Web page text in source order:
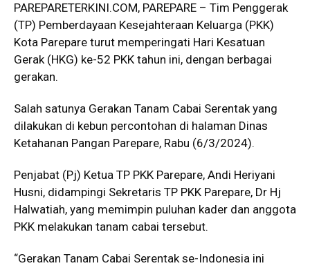
PAREPARETERKINI.COM, PAREPARE – Tim Penggerak
(TP) Pemberdayaan Kesejahteraan Keluarga (PKK)
Kota Parepare turut memperingati Hari Kesatuan
Gerak (HKG) ke-52 PKK tahun ini, dengan berbagai
gerakan.
Salah satunya Gerakan Tanam Cabai Serentak yang
dilakukan di kebun percontohan di halaman Dinas
Ketahanan Pangan Parepare, Rabu (6/3/2024).
Penjabat (Pj) Ketua TP PKK Parepare, Andi Heriyani
Husni, didampingi Sekretaris TP PKK Parepare, Dr Hj
Halwatiah, yang memimpin puluhan kader dan anggota
PKK melakukan tanam cabai tersebut.
“Gerakan Tanam Cabai Serentak se-Indonesia ini